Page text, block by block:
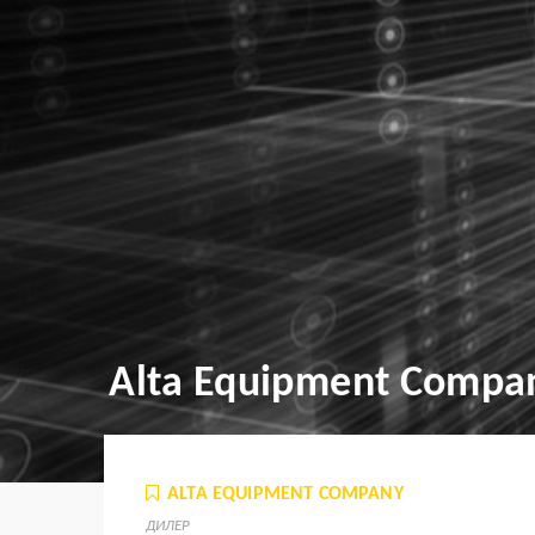
Alta Equipment
ALTA EQUIPMENT COMPANY
ДИЛЕР